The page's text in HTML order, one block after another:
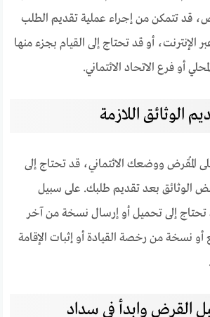
قد تتمكن من إجراء عملية تقديم الطلب
الإنترنت، أو قد تحتاج إلى القيام بجزء منها
أو فرع الاتحاد الائتماني.
المُقرض ووضعك الائتماني، قد تحتاج إلى
الوثائق بعد تقديم طلبك. على سبيل
تحتاج إلى تحميل أو إرسال نسخة من آخر
نسخة من رخصة القيادة أو إثبات الإقامة
القرض وابدأ في سداد